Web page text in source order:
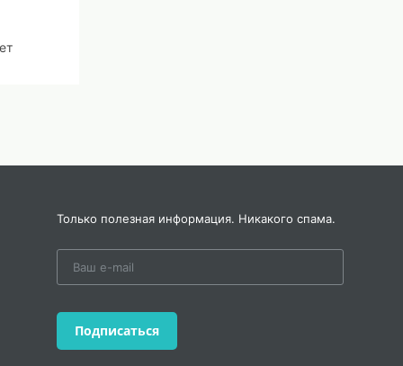
Только полезная информация. Никакого спама.
Подписаться